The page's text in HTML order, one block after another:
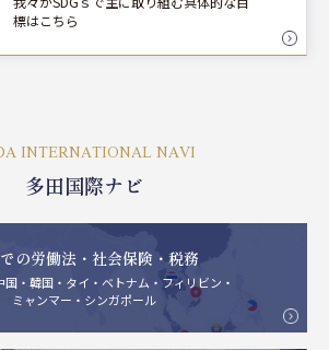
標はこちら
INTERNATIONAL NAVI
多田国際ナビ
の労働法・社会保険・税務
国・韓国・タイ・ベトナム・フィリビン・
ミャンマー・シンガポール